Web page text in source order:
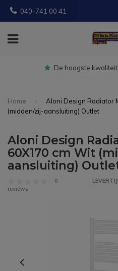
040-741 00 41
Gratis
Home
Aloni Design Radiator
(midden/zij-aansluiting) Outlet
Aloni Design
60X170 cm Wit
aansluiting)
0
reviews